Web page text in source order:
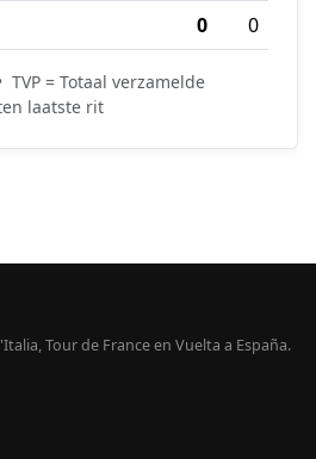
0 0
TVP = Totaal verzamelde
laatste rit
Tour de France en Vuelta a España.